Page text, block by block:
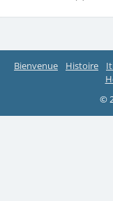
Bienvenue Histoire
©